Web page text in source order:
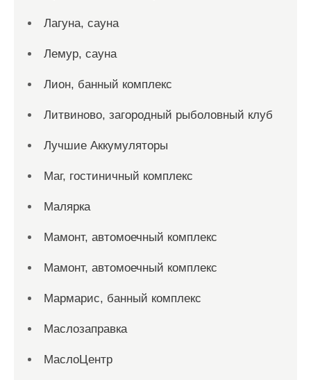
Лагуна, сауна
Лемур, сауна
Лион, банный комплекс
Литвиново, загородный рыболовный клуб
Лучшие Аккумуляторы
Маг, гостиничный комплекс
Малярка
Мамонт, автомоечный комплекс
Мамонт, автомоечный комплекс
Мармарис, банный комплекс
Маслозаправка
МаслоЦентр